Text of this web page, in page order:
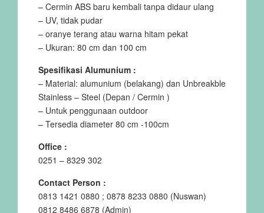
– Cermin ABS baru kembali tanpa didaur ulang
– UV, tidak pudar
– oranye terang atau warna hitam pekat
– Ukuran: 80 cm dan 100 cm
Spesifikasi Alumunium :
– Material: alumunium (belakang) dan Unbreakble
Stainless – Steel (Depan / Cermin )
– Untuk penggunaan outdoor
– Tersedia diameter 80 cm -100cm
Office :
0251 – 8329 302
Contact Person :
0813 1421 0880 ; 0878 8233 0880 (Nuswan)
0812 8486 6878 (Admin)